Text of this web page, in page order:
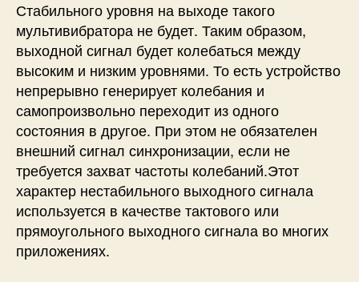
Стабильного уровня на выходе такого
мультивибратора не будет. Таким образом,
выходной сигнал будет колебаться между
высоким и низким уровнями. То есть устройство
непрерывно генерирует колебания и
самопроизвольно переходит из одного
состояния в другое. При этом не обязателен
внешний сигнал синхронизации, если не
требуется захват частоты колебаний.Этот
характер нестабильного выходного сигнала
используется в качестве тактового или
прямоугольного выходного сигнала во многих
приложениях.